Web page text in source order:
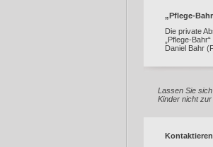
„Pflege-
Die private
„Pflege-
Daniel Bahr
Lassen Sie
Kinder nicht